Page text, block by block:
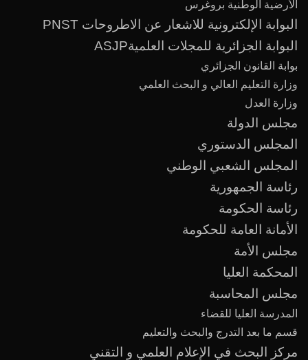
الأرضية الوطنية بروغرس
البوابة الإلكترونية للاشعار عن الاطروحات PNST
البوابة الجزائرية للمجلات العلميةASJP
بوابة القانون الجزائري
وزارة التعليم العالي و البحث العلمي
وزارة العدل
مجلس الدولة
المجلس الدستوري
المجلس الشعبي الوطني
رئاسة الجمهورية
رئاسة الحكومة
الأمانة العامة للحكومة
مجلس الأمة
المحكمة العليا
مجلس المحاسبة
المدرسة العليا للقضاء
قسم ما بعد التدرج و البحث والتعليم
مركز البحث في الإعلام العلمي و التقني